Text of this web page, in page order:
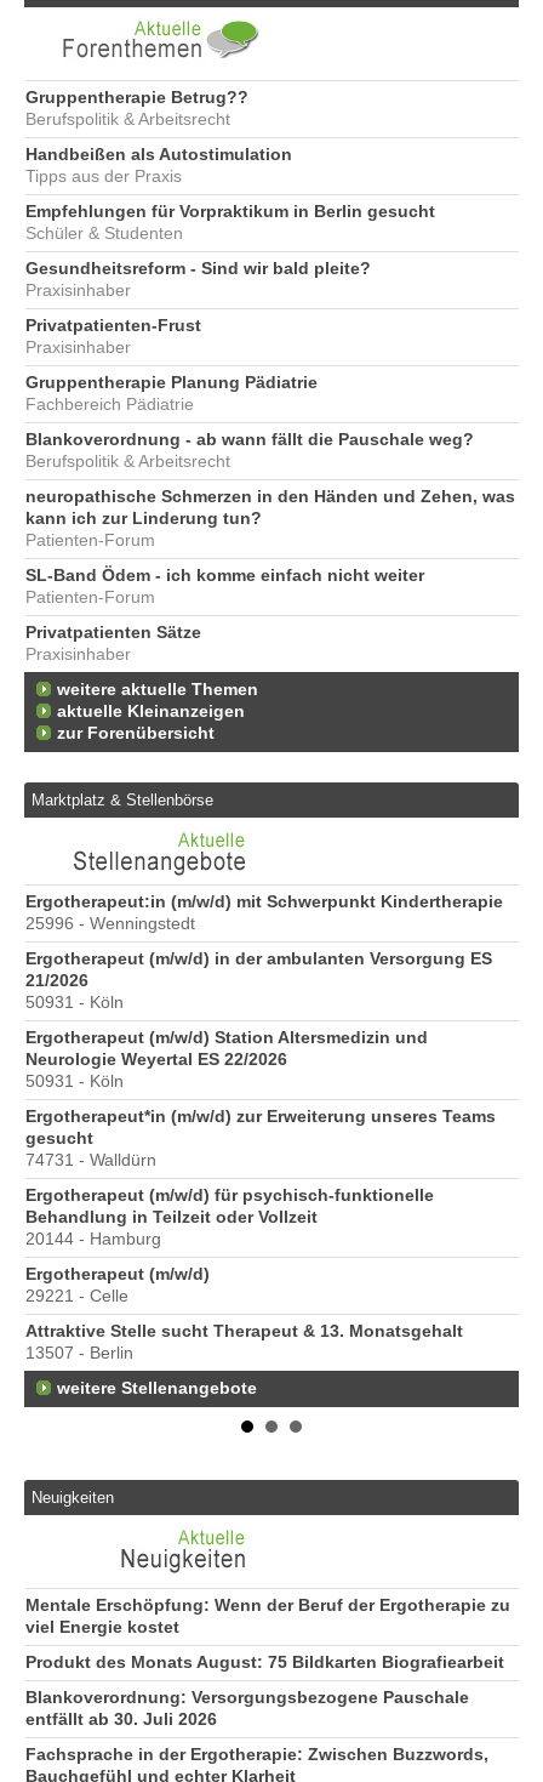
Gruppentherapie Betrug??
Berufspolitik & Arbeitsrecht
Handbeißen als Autostimulation
Tipps aus der Praxis
Empfehlungen für Vorpraktikum in Berlin gesucht
Schüler & Studenten
Gesundheitsreform - Sind wir bald pleite?
Praxisinhaber
Privatpatienten-Frust
Praxisinhaber
Gruppentherapie Planung Pädiatrie
Fachbereich Pädiatrie
Blankoverordnung - ab wann fällt die Pauschale weg?
Berufspolitik & Arbeitsrecht
neuropathische Schmerzen in den Händen und Zehen, was
kann ich zur Linderung tun?
Patienten-Forum
SL-Band Ödem - ich komme einfach nicht weiter
Patienten-Forum
Privatpatienten Sätze
Praxisinhaber
weitere aktuelle Themen
aktuelle Kleinanzeigen
zur Forenübersicht
Marktplatz & Stellenbörse
Ergotherapeut:in (m/w/d) mit Schwerpunkt Kindertherapie
25996 - Wenningstedt
Ergotherapeut (m/w/d) in der ambulanten Versorgung ES
21/2026
50931 - Köln
Ergotherapeut (m/w/d) Station Altersmedizin und
Neurologie Weyertal ES 22/2026
50931 - Köln
Ergotherapeut*in (m/w/d) zur Erweiterung unseres Teams
gesucht
74731 - Walldürn
Ergotherapeut (m/w/d) für psychisch-funktionelle
Behandlung in Teilzeit oder Vollzeit
20144 - Hamburg
Ergotherapeut (m/w/d)
29221 - Celle
Attraktive Stelle sucht Therapeut & 13. Monatsgehalt
13507 - Berlin
weitere Stellenangebote
Neuigkeiten
Mentale Erschöpfung: Wenn der Beruf der Ergotherapie zu
viel Energie kostet
Produkt des Monats August: 75 Bildkarten Biografiearbeit
Blankoverordnung: Versorgungsbezogene Pauschale
entfällt ab 30. Juli 2026
Fachsprache in der Ergotherapie: Zwischen Buzzwords,
Bauchgefühl und echter Klarheit